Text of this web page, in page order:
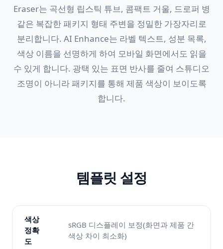
Eraser는 곡선형 립스틱 튜브, 콤팩트 거울, 드로퍼 병
같은 복잡한 패키지 형태 주변을 정밀한 가장자리로
분리합니다. AI Enhance는 라벨 텍스트, 성분 목록,
색상 이름을 선명하게 하여 모바일 화면에서도 읽을
수 있게 합니다. 광택 있는 표면 반사를 줄여 스튜디오
조명이 아니라 패키지를 통해 제품 색상이 보이도록
합니다.
템플릿 설정
색상
정확
도
sRGB 디스플레이 보정(화면과 제품 간
색상 차이 최소화)